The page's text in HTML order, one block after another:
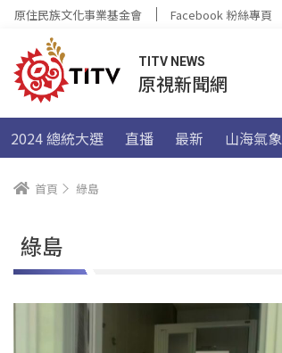
原住民族文化事業基金會 Facebook 粉絲專頁
TITV NEWS
原視新聞網
2024 總統大選 直播 最新 山海氣象
首頁 綠島
綠島